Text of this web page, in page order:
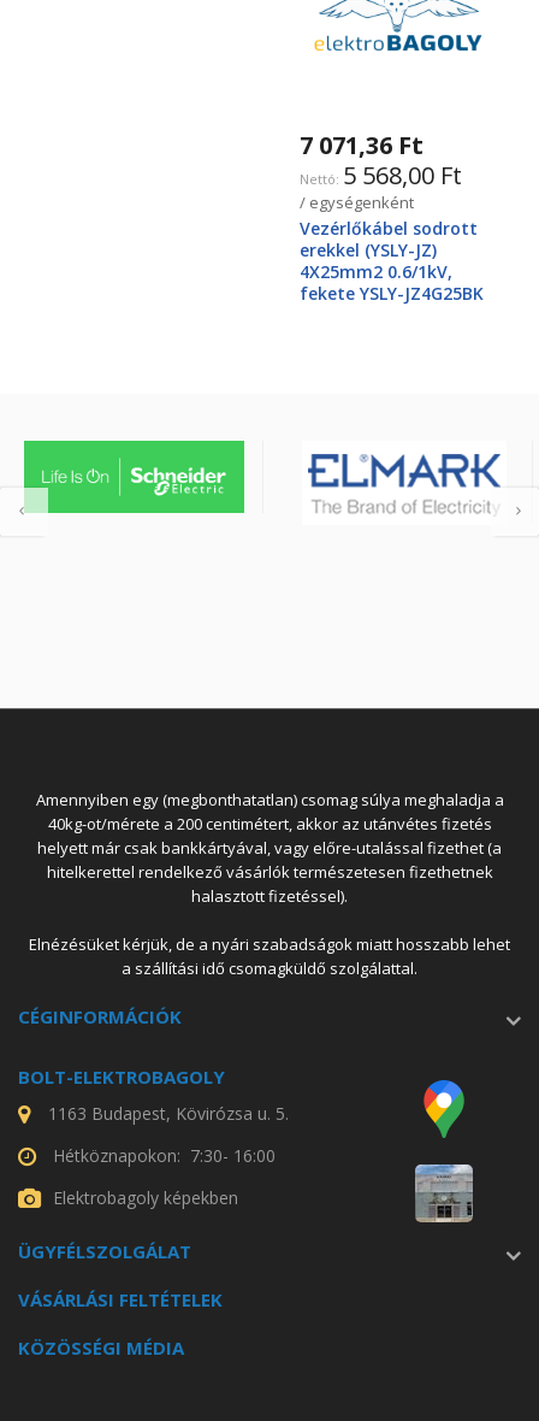
7 071,36 Ft
5 568,00 Ft
/ egységenként
Vezérlőkábel sodrott
erekkel (YSLY-JZ)
4X25mm2 0.6/1kV,
fekete YSLY-JZ4G25BK
Amennyiben egy (megbonthatatlan) csomag súlya meghaladja a
40kg-ot/mérete a 200 centimétert, akkor az utánvétes fizetés
helyett már csak bankkártyával, vagy előre-utalással fizethet (a
hitelkerettel rendelkező vásárlók természetesen fizethetnek
halasztott fizetéssel).
Elnézésüket kérjük, de a nyári szabadságok miatt hosszabb lehet
a szállítási idő csomagküldő szolgálattal.
CÉGINFORMÁCIÓK
BOLT-ELEKTROBAGOLY
1163 Budapest, Kövirózsa u. 5.
Hétköznapokon: 7:30- 16:00
Elektrobagoly képekben
ÜGYFÉLSZOLGÁLAT
VÁSÁRLÁSI FELTÉTELEK
KÖZÖSSÉGI MÉDIA